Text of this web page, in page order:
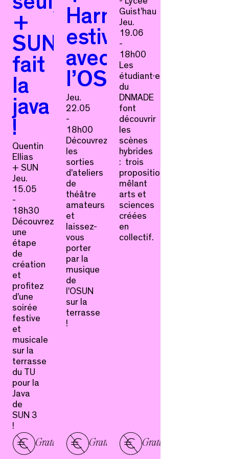
+
SUN
fait
la
java
!
Quentin
Ellias
+ SUN
Jeu.
15.05
-
18h30
Découvrez
une
étape
de
création
et
profitez
d'une
soirée
festive
et
musicale
sur la
terrasse
du TU
pour la
Java
de
SUN 3
!
Gratuit
Harmonies
estivales
avec
l’OSUN
Jeu.
22.05
-
18h00
Découvrez
les
sorties
d'ateliers
de
théâtre
amateurs
et
laissez-
vous
porter
par la
musique
de
l'OSUN
sur la
terrasse
!
Gratuit
Guist’hau
Jeu.
19.06
-
18h00
Les
étudiant·es
du
DNMADE
font
découvrir
les
scènes
hybrides
: trois
propositions
mêlant
arts et
sciences
créées
en
collectif.
Gratuit